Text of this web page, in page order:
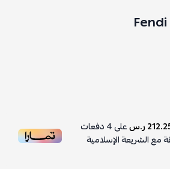
ر.س على4دفعات
مع الشريعة الإسلامية